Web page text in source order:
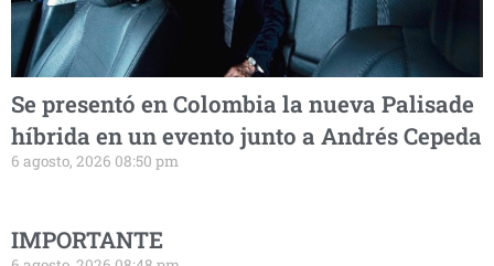
Se presentó en Colombia la nueva Palisade
híbrida en un evento junto a Andrés Cepeda
6 agosto, 2026 08:50 pm
IMPORTANTE